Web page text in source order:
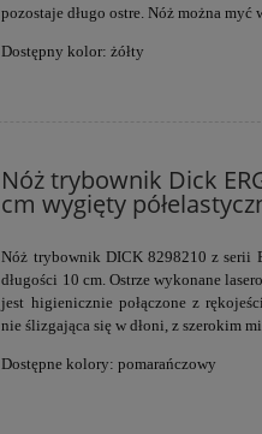
pozostaje długo ostre. Nóż można myć
Dostępny kolor: żółty
Nóż trybownik Dick
cm wygięty
Nóż trybownik DICK 8298210 z serii
długości 10 cm. Ostrzewykonane
jest higienicznie połączone z
nie ślizgająca się w dłoni, z szerokim
Dostępne kolory: pomarańczowy